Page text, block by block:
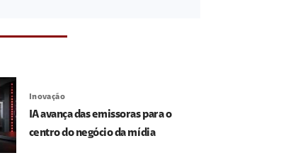
Inovação
IA avança das emissoras para o
centro do negócio da mídia